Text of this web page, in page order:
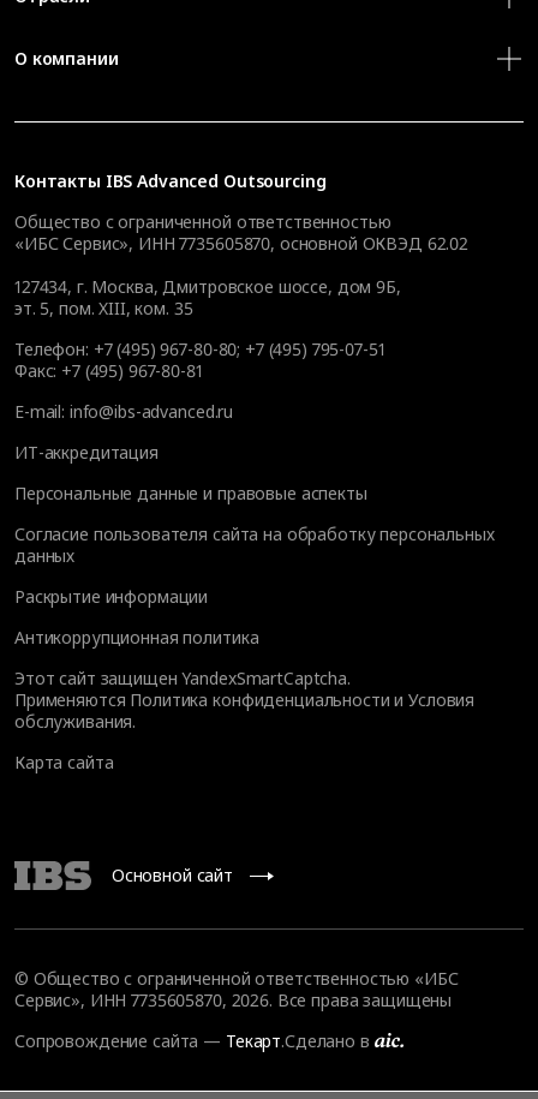
Контакты IBS Advanced Outsourcing
Общество с ограниченной ответственностью
«ИБС Сервис», ИНН 7735605870, основной ОКВЭД 62.02
127434, г. Москва, Дмитровское шоссе, дом 9Б,
эт. 5, пом. XIII, ком. 35
Телефон: +7 (495) 967-80-80; +7 (495) 795-07-51
Факс: +7 (495) 967-80-81
E-mail: info@ibs-advanced.ru
ИТ-аккредитация
Персональные данные и правовые аспекты
Согласие пользователя сайта на обработку персональных
данных
Раскрытие информации
Антикоррупционная политика
Этот сайт защищен YandexSmartCaptcha.
Применяются Политика конфиденциальности иУсловия
обслуживания.
Карта сайта
О компании
Основной сайт
© Общество с ограниченной ответственностью «ИБС
Сервис», ИНН 7735605870, 2026. Все права защищены
Сопровождение сайта — Текарт.Сделано в